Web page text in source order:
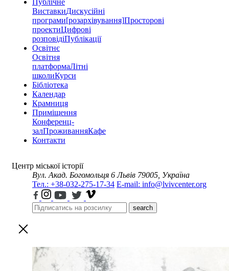
Публічне
ВиставкиДискусійні
програми[розархівування]Просторові
проектиЦифрові
розповідіПублікації
Освітнє
Освітня
платформаЛітні
школиКурси
Бібліотека
Календар
Крамниця
Приміщення
Конференц-
залПроживанняКафе
Контакти
Центр міської історії
Вул. Акад. Богомольця 6 Львів 79005, Україна
Тел.: +38-032-275-17-34 E-mail: info@lvivcenter.org
search